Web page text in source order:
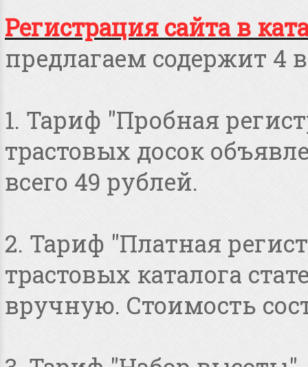
Регистрация сайта в
предлагаем содержит 4
1. Тариф "Пробная
трастовых досок
всего 49 рублей.
2. Тариф "Платная
трастовых каталога
вручную. Стоимость